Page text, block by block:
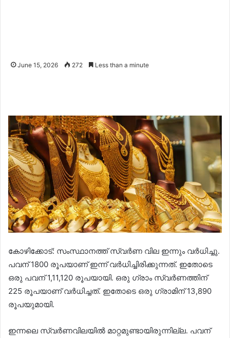
June 15, 2026 272 Less than a minute
കോഴിക്കോട്: സംസ്ഥാനത്ത് സ്വർണ വില ഇന്നും വർധിച്ചു.
പവന് 1800 രൂപയാണ് ഇന്ന് വർധിച്ചിരിക്കുന്നത്. ഇതോടെ
ഒരു പവന് 1,11,120 രൂപയായി. ഒരു ഗ്രാം സ്വർണത്തിന്
225 രൂപയാണ് വർധിച്ചത്. ഇതോടെ ഒരു ഗ്രാമിന് 13,890
രൂപയുമായി.
ഇന്നലെ സ്വർണവിലയിൽ മാറ്റമുണ്ടായിരുന്നില്ല. പവന്